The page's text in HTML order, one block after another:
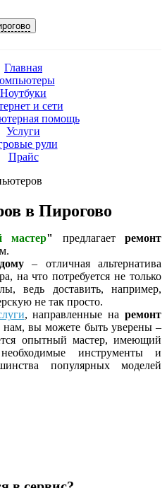
Главная
Ноутбуки
и сети
помощь
Услуги
рули
Прайс
в Пирогово
мастер" предлагает ремонт
– отличная альтернатива
на что потребуется не только
ведь доставить, например,
не так просто.
, направленные наремонт
вы можете быть уверены –
опытный мастер, имеющий
инструменты и
популярных моделей